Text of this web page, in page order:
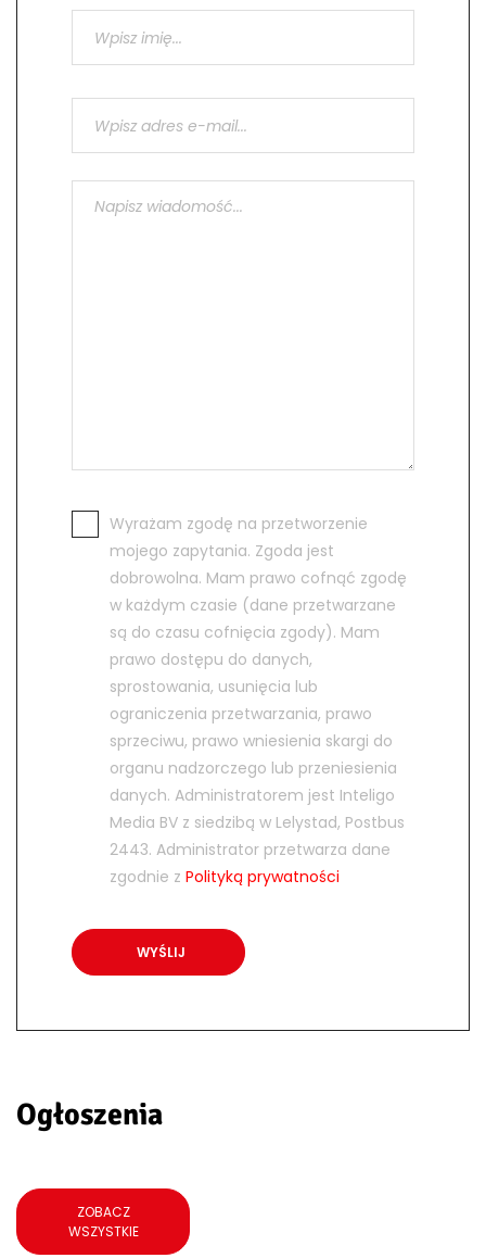
Wyrażam zgodę na przetworzenie
mojego zapytania. Zgoda jest
dobrowolna. Mam prawo cofnąć zgodę
w każdym czasie (dane przetwarzane
są do czasu cofnięcia zgody). Mam
prawo dostępu do danych,
sprostowania, usunięcia lub
ograniczenia przetwarzania, prawo
sprzeciwu, prawo wniesienia skargi do
organu nadzorczego lub przeniesienia
danych. Administratorem jest Inteligo
Media BV z siedzibą w Lelystad, Postbus
2443. Administrator przetwarza dane
zgodnie z Polityką prywatności
Ogłoszenia
ZOBACZ
WSZYSTKIE